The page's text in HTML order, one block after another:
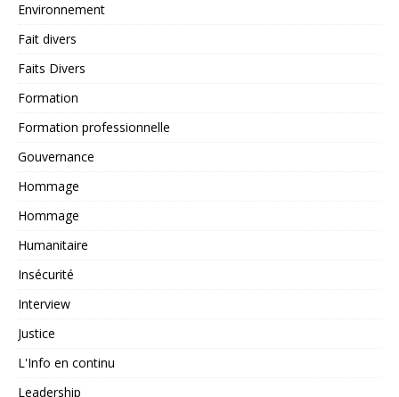
Environnement
Fait divers
Faits Divers
Formation
Formation professionnelle
Gouvernance
Hommage
Hommage
Humanitaire
Insécurité
Interview
Justice
L'Info en continu
Leadership